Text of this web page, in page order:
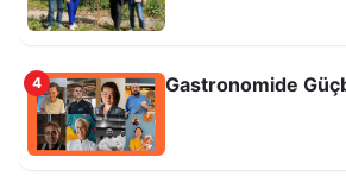
4 Gastronomide